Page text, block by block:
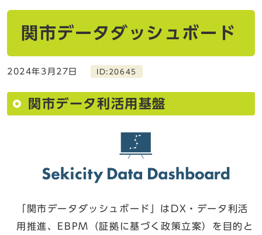
関市データダッシュボード
2024年3月27日 ID:20645
関市データ利活用基盤
「関市データダッシュボード」はDX・データ利活
用推進、EBPM（証拠に基づく政策立案）を目的と